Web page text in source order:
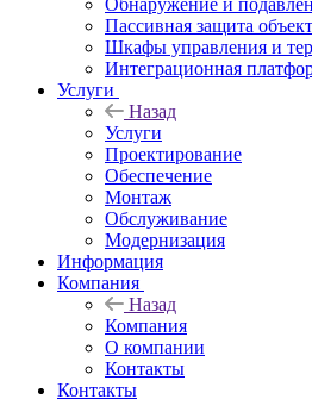
Обнаружение и
Пассивная защита
Шкафы управления и
Интеграционная
Услуги
Назад
Услуги
Проектирование
Обеспечение
Монтаж
Обслуживание
Модернизация
Информация
Компания
Назад
Компания
О компании
Контакты
Контакты